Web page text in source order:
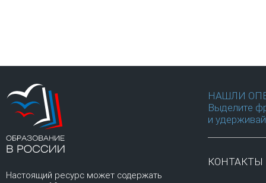
Настоящий ресурс может содержать
НАШЛИ
Выделите
и
КОНТАКТЫ